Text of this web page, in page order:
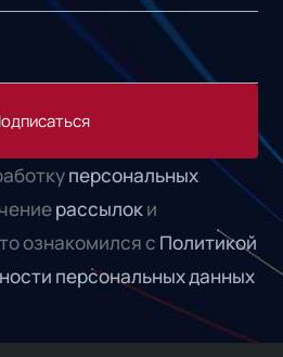
персональных
рассылоки
ознакомился с Политикой
персональных данных